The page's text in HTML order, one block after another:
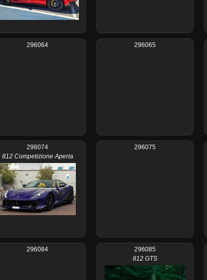
296064 296065
296074
812 Competizione Aperta
296075
296084
296085
812 GTS